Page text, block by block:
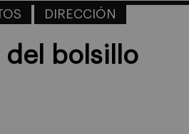
DIRECCIÓN
del bolsillo